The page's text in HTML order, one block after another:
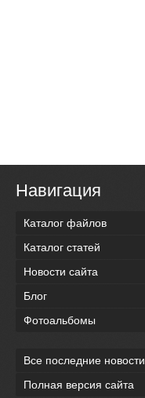
Навигация
Каталог файлов
Каталог статей
Новости сайта
Блог
Фотоальбомы
Все последние новости
Полная версия сайта